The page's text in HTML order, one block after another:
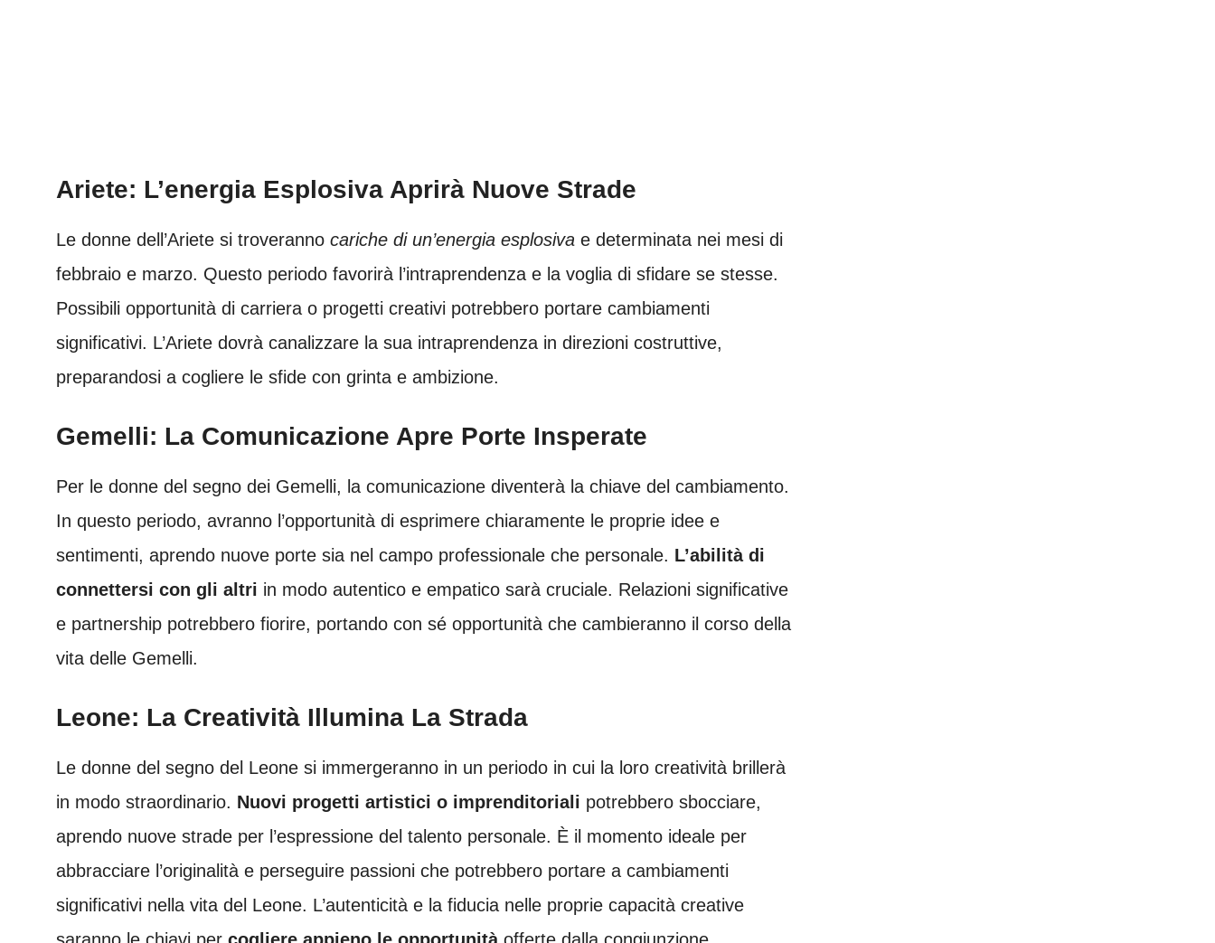
Ariete: L’energia Esplosiva Aprirà Nuove Strade
Le donne dell’Ariete si troveranno cariche di un’energia esplosiva e determinata nei mesi di
febbraio e marzo. Questo periodo favorirà l’intraprendenza e la voglia di sfidare se stesse.
Possibili opportunità di carriera o progetti creativi potrebbero portare cambiamenti
significativi. L’Ariete dovrà canalizzare la sua intraprendenza in direzioni costruttive,
preparandosi a cogliere le sfide con grinta e ambizione.
Gemelli: La Comunicazione Apre Porte Insperate
Per le donne del segno dei Gemelli, la comunicazione diventerà la chiave del cambiamento.
In questo periodo, avranno l’opportunità di esprimere chiaramente le proprie idee e
sentimenti, aprendo nuove porte sia nel campo professionale che personale. L’abilità di
connettersi con gli altri in modo autentico e empatico sarà cruciale. Relazioni significative
e partnership potrebbero fiorire, portando con sé opportunità che cambieranno il corso della
vita delle Gemelli.
Leone: La Creatività Illumina La Strada
Le donne del segno del Leone si immergeranno in un periodo in cui la loro creatività brillerà
in modo straordinario. Nuovi progetti artistici o imprenditoriali potrebbero sbocciare,
aprendo nuove strade per l’espressione del talento personale. È il momento ideale per
abbracciare l’originalità e perseguire passioni che potrebbero portare a cambiamenti
significativi nella vita del Leone. L’autenticità e la fiducia nelle proprie capacità creative
saranno le chiavi per cogliere appieno le opportunitàofferte dalla congiunzione